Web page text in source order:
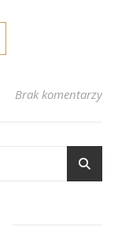
Brak komentarzy